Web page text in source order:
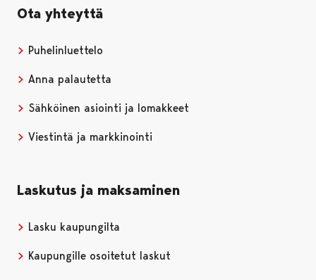
Ota yhteyttä
Puhelinluettelo
Anna palautetta
Sähköinen asiointi ja lomakkeet
Viestintä ja markkinointi
Laskutus ja maksaminen
Lasku kaupungilta
Kaupungille osoitetut laskut